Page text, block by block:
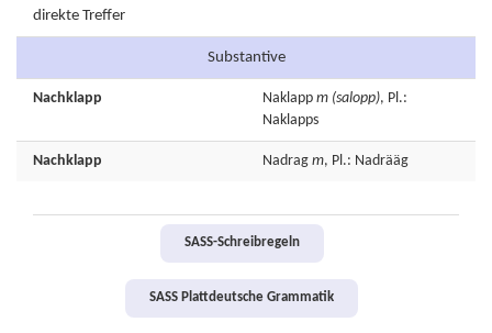
direkte Treffer
Substantive
Nachklapp Naklapp m (salopp), Pl.:
Naklapps
Nachklapp Nadrag m, Pl.: Nadrääg
SASS-Schreibregeln
SASS Plattdeutsche Grammatik